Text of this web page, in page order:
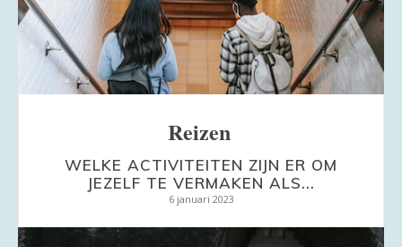
Reizen
WELKE ACTIVITEITEN ZIJN ER OM
JEZELF TE VERMAKEN ALS...
6 januari 2023